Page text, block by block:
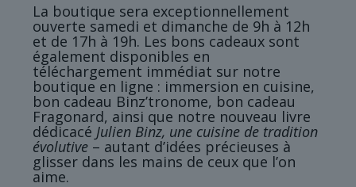
La boutique sera exceptionnellement
ouverte samedi et dimanche de 9h à 12h
et de 17h à 19h. Les bons cadeaux sont
également disponibles en
téléchargement immédiat sur notre
boutique en ligne : immersion en cuisine,
bon cadeau Binz’tronome, bon cadeau
Fragonard, ainsi que notre nouveau livre
dédicacé Julien Binz, une cuisine de tradition
évolutive – autant d’idées précieuses à
glisser dans les mains de ceux que l’on
aime.